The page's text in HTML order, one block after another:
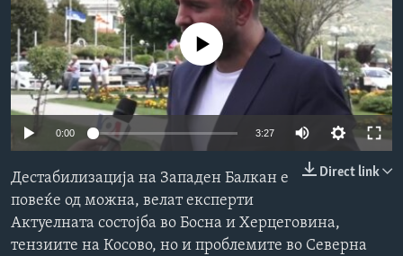
ИНТЕРВЈУА
Јазици
No media source currently available
0:00 3:27
Direct link
Дестабилизација на Западен Балкан е
повеќе од можна, велат експерти
Aктуелната состојба во Босна и Херцеговина,
тензиите на Косово, но и проблемите во Северна